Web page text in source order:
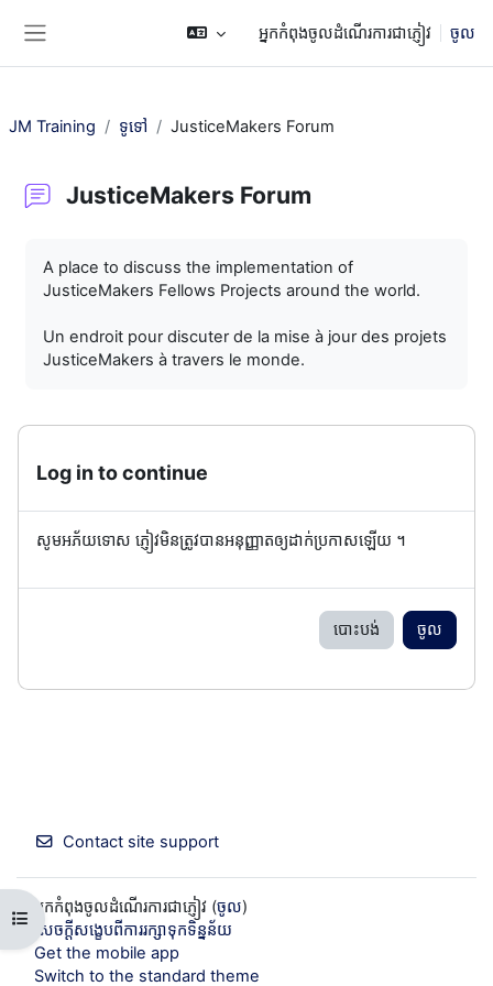
អ្នកកំពុងចូលដំណើរការជាភ្ញៀវ ចូល
Open course index
JM Training ទូទៅ JusticeMakers Forum
JusticeMakers Forum
A place to discuss the implementation of
JusticeMakers Fellows Projects around the world.
Un endroit pour discuter de la mise à jour des projets
JusticeMakers à travers le monde.
Log in to continue
សូមអភ័យទោស ភ្ញៀវមិនត្រូវបានអនុញ្ញាតឲ្យដាក់ប្រកាសឡើយ ។
បោះបង់ ចូល
Contact site support
អ្នកកំពុងចូលដំណើរការជាភ្ញៀវ (ចូល)
សេចក្តីសង្ខេបពីការរក្សាទុកទិន្នន័យ
Get the mobile app
Switch to the standard theme